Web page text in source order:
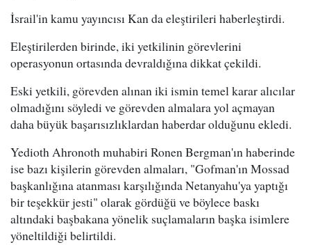
İsrail'in kamu yayıncısı Kan da eleştirileri haberleştirdi.
Eleştirilerden birinde, iki yetkilinin görevlerini
operasyonun ortasında devraldığına dikkat çekildi.
Eski yetkili, görevden alınan iki ismin temel karar alıcılar
olmadığını söyledi ve görevden almalara yol açmayan
daha büyük başarısızlıklardan haberdar olduğunu ekledi.
Yedioth Ahronoth muhabiri Ronen Bergman'ın haberinde
ise bazı kişilerin görevden almaları, "Gofman'ın Mossad
başkanlığına atanması karşılığında Netanyahu'ya yaptığı
bir teşekkür jesti" olarak gördüğü ve böylece baskı
altındaki başbakana yönelik suçlamaların başka isimlere
yöneltildiği belirtildi.